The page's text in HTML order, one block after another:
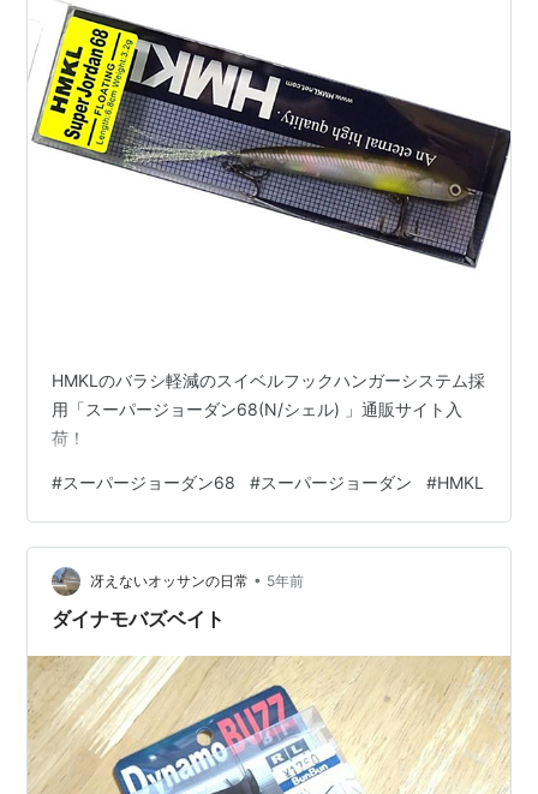
HMKLのバラシ軽減のスイベルフックハンガーシステム採
用「スーパージョーダン68(N/シェル) 」通販サイト入
荷！
#スーパージョーダン68 #スーパージョーダン #HMKL
冴えないオッサンの日常 • 5年前
ダイナモバズベイト